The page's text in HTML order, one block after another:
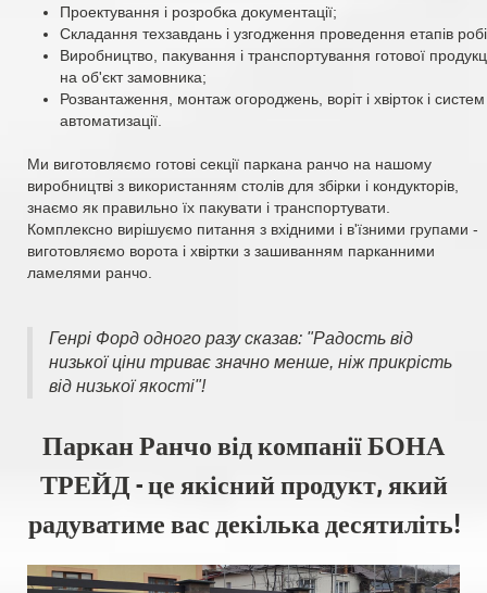
Проектування і розробка документації;
Складання техзавдань і узгодження проведення етапів
Виробництво, пакування і транспортування готової
на об'єкт замовника;
Розвантаження, монтаж огороджень, воріт і хвірток і систем
автоматизації.
Ми виготовляємо готові секції паркана ранчо на нашому
виробництві з використанням столів для збірки і кондукторів,
знаємо як правильно їх пакувати і транспортувати.
Комплексно вирішуємо питання з вхідними і в'їзними групами -
виготовляємо ворота і хвіртки з зашиванням парканними
ламелями ранчо.
Генрі Форд одного разу сказав: "Радость від
низької ціни триває значно менше, ніж прикрість
від низької якості"!
Паркан Ранчо від компанії БОНА
ТРЕЙД - це якісний продукт, який
радуватиме вас декілька десятиліть!